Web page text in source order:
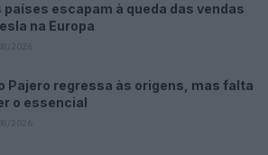
países escapam à queda das vendas
na Europa
Pajero regressa às origens, mas falta
o essencial